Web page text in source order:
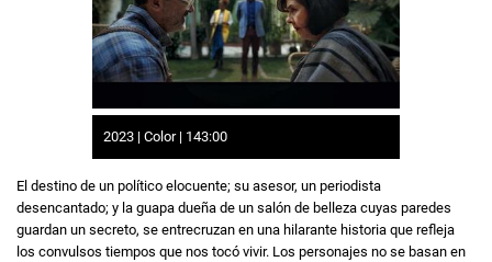
2023 | Color | 143:00
El destino de un político elocuente; su asesor, un periodista
desencantado; y la guapa dueña de un salón de belleza cuyas paredes
guardan un secreto, se entrecruzan en una hilarante historia que refleja
los convulsos tiempos que nos tocó vivir. Los personajes no se basan en